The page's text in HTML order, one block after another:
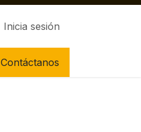
Inicia sesión
Contáctanos